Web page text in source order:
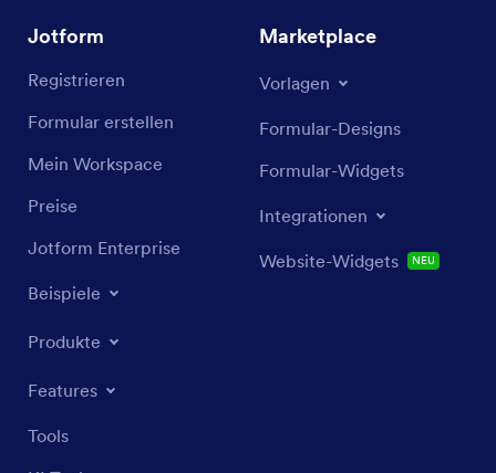
Jotform
Registrieren
Formular erstellen
Mein Workspace
Preise
Jotform Enterprise
Beispiele
Produkte
Features
Tools
Marketplace
Vorlagen
Formular-Designs
Formular-Widgets
Integrationen
Website-Widgets NEU